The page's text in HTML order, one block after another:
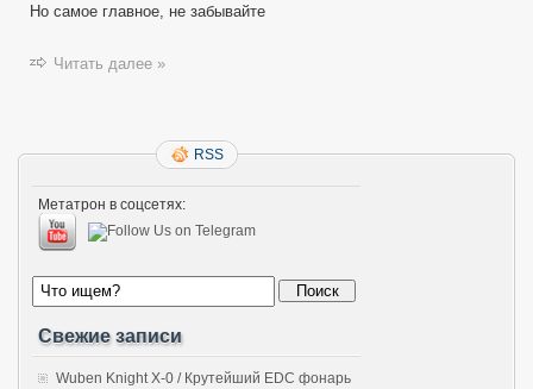
Но самое главное, не забывайте
Читать далее »
RSS
Метатрон в соцсетях:
Свежие записи
Wuben Knight X-0 / Крутейший EDC фонарь